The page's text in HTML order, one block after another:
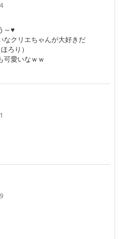
～♥
なクリエちゃんが大好きだ
ろり）
可愛いなｗｗ